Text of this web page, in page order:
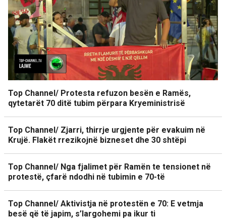
Top Channel/ Protesta refuzon besën e Ramës,
qytetarët 70 ditë tubim përpara Kryeministrisë
Top Channel/ Zjarri, thirrje urgjente për evakuim në
Krujë. Flakët rrezikojnë bizneset dhe 30 shtëpi
Top Channel/ Nga fjalimet për Ramën te tensionet në
protestë, çfarë ndodhi në tubimin e 70-të
Top Channel/ Aktivistja në protestën e 70: E vetmja
besë që të japim, s’largohemi pa ikur ti